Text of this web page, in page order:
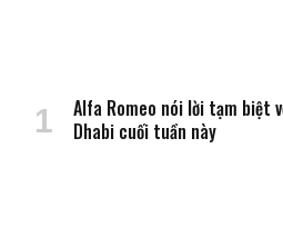
Alfa Romeo nói lời tạm biệt
Dhabi cuối tuần này